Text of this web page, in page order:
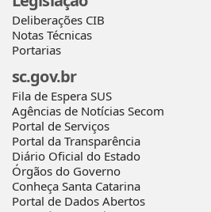
Deliberações CIB
Notas Técnicas
Portarias
sc.gov.br
Fila de Espera SUS
Agências de Notícias Secom
Portal de Serviços
Portal da Transparência
Diário Oficial do Estado
Órgãos do Governo
Conheça Santa Catarina
Portal de Dados Abertos